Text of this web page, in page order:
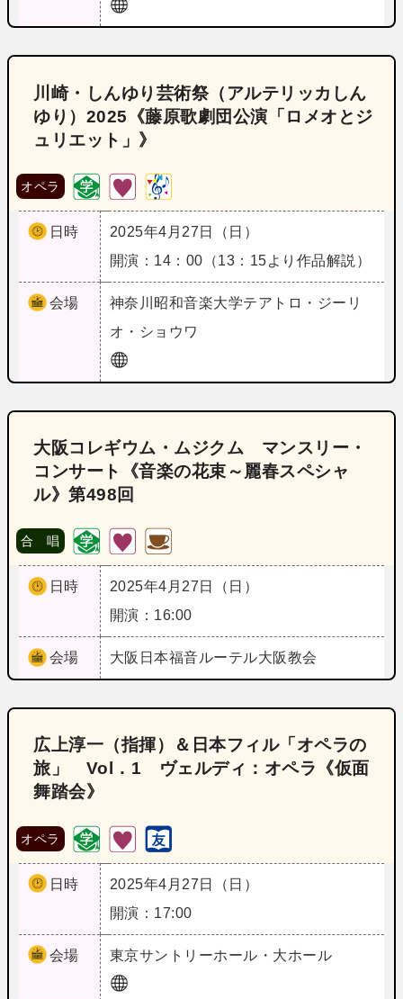
川崎・しんゆり芸術祭（アルテリッカしん
ゆり）2025《藤原歌劇団公演「ロメオとジ
ュリエット」》
オペラ
日時
2025年4月27日（日）
開演：14：00（13：15より作品解説）
会場 神奈川 昭和音楽大学テアトロ・ジーリ
オ・ショウワ
大阪コレギウム・ムジクム マンスリー・
コンサート《音楽の花束～麗春スペシャ
ル》第498回
合 唱
日時
2025年4月27日（日）
開演：16:00
会場 大阪 日本福音ルーテル大阪教会
広上淳一（指揮）＆日本フィル「オペラの
旅」 Vol．1 ヴェルディ：オペラ《仮面
舞踏会》
オペラ
日時
2025年4月27日（日）
開演：17:00
会場 東京サントリーホール・大ホール